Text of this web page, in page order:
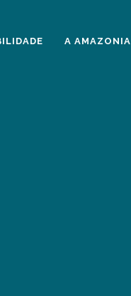
A AMAZONIA